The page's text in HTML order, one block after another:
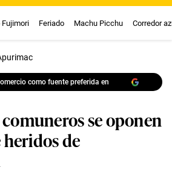
Fujimori Feriado Machu Picchu Corredor
como fuente preferida en
se oponen
de